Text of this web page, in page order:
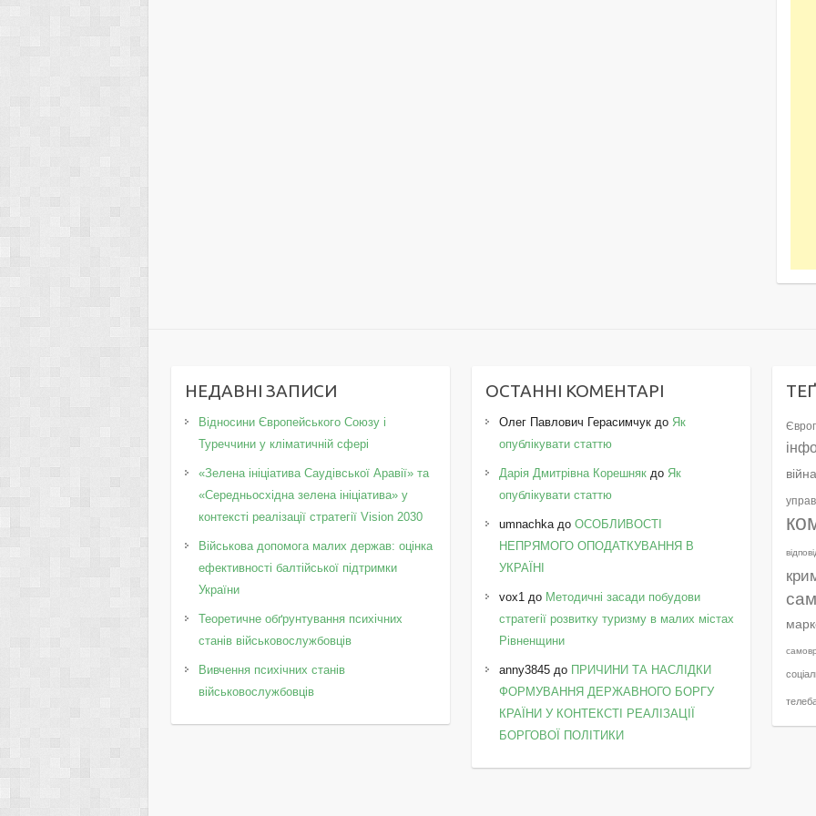
НЕДАВНІ ЗАПИСИ
Відносини Європейського Союзу і
Туреччини у кліматичній сфері
«Зелена ініціатива Саудівської Аравії» та
«Середньосхідна зелена ініціатива» у
контексті реалізації стратегії Vision 2030
Військова допомога малих держав: оцінка
ефективності балтійської підтримки
України
Теоретичне обґрунтування психічних
станів військовослужбовців
Вивчення психічних станів
військовослужбовців
ОСТАННІ КОМЕНТАРІ
Олег Павлович Герасимчук до Як
опублікувати статтю
Дарія Дмитрівна Корешняк до Як
опублікувати статтю
umnachkaдоОСОБЛИВОСТІ
НЕПРЯМОГО ОПОДАТКУВАННЯ В
УКРАЇНІ
vox1 до Методичні засади побудови
стратегії розвитку туризму в малих містах
Рівненщини
anny3845 до ПРИЧИНИ ТА НАСЛІДКИ
ФОРМУВАННЯ ДЕРЖАВНОГО БОРГУ
КРАЇНИ У КОНТЕКСТІ РЕАЛІЗАЦІЇ
БОРГОВОЇ ПОЛІТИКИ
війна